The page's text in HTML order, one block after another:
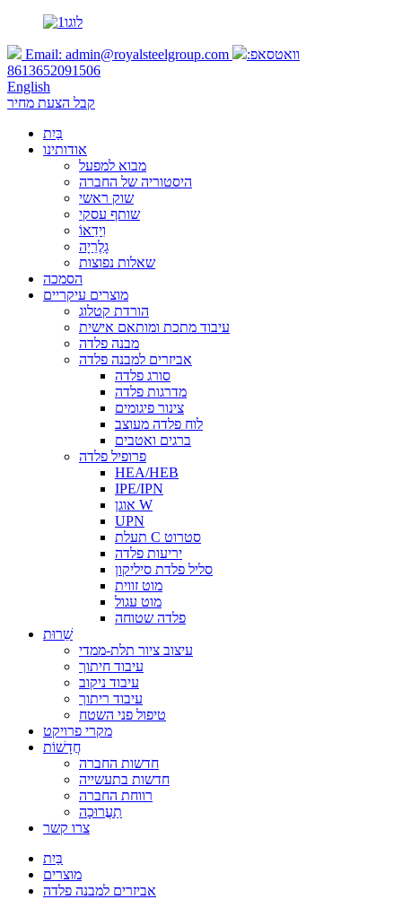
Email: admin@royalsteelgroup.com
וואטסאפ:
8613652091506
English
קבל הצעת מחיר
בַּיִת
אודותינו
מבוא למפעל
היסטוריה של החברה
שוק ראשי
שותף עסקי
וִידֵאוֹ
גָלֶרֵיָה
שאלות נפוצות
הסמכה
מוצרים עיקריים
הורדת קטלוג
עיבוד מתכת ומותאם אישית
מבנה פלדה
אביזרים למבנה פלדה
סורג פלדה
מדרגות פלדה
צינור פיגומים
לוח פלדה מעוצב
ברגים ואטבים
פרופיל פלדה
HEA/HEB
IPE/IPN
אוגן W
UPN
תעלת C סטרוט
יריעות פלדה
סליל פלדת סיליקון
מוט זווית
מוט עגול
פלדה שטוחה
שֵׁרוּת
עיצוב ציור תלת-ממדי
עיבוד חיתוך
עיבוד ניקוב
עיבוד ריתוך
טיפול פני השטח
מקרי פרויקט
חֲדָשׁוֹת
חדשות החברה
חדשות בתעשייה
רווחת החברה
תַעֲרוּכָה
צרו קשר
בַּיִת
מוצרים
אביזרים למבנה פלדה